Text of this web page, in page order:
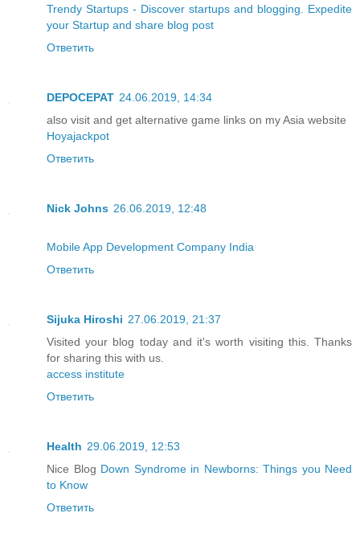
Trendy Startups - Discover startups and blogging. Expedite
your Startup and share blog post
Ответить
DEPOCEPAT 24.06.2019, 14:34
also visit and get alternative game links on my Asia website
Hoyajackpot
Ответить
Nick Johns 26.06.2019, 12:48
Mobile App Development Company India
Ответить
Sijuka Hiroshi 27.06.2019, 21:37
Visited your blog today and it's worth visiting this. Thanks
for sharing this with us.
access institute
Ответить
Health 29.06.2019, 12:53
Nice Blog Down Syndrome in Newborns: Things you Need
to Know
Ответить